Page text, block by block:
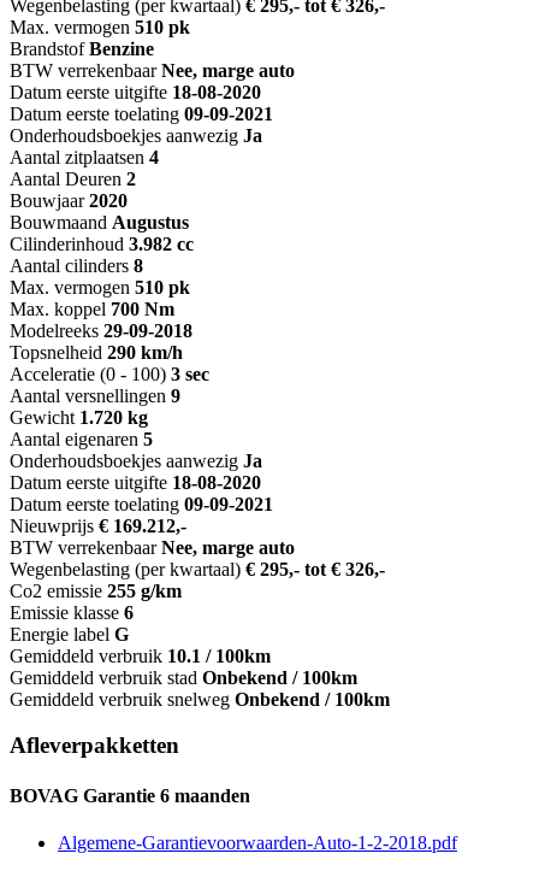
Wegenbelasting (per kwartaal) € 295,- tot € 326,-
Max. vermogen 510 pk
Brandstof Benzine
BTW verrekenbaar Nee, marge auto
Datum eerste uitgifte 18-08-2020
Datum eerste toelating 09-09-2021
Onderhoudsboekjes aanwezig Ja
Aantal zitplaatsen 4
Aantal Deuren 2
Bouwjaar 2020
Bouwmaand Augustus
Cilinderinhoud 3.982 cc
Aantal cilinders 8
Max. vermogen 510 pk
Max. koppel 700 Nm
Modelreeks 29-09-2018
Topsnelheid 290 km/h
Acceleratie (0 - 100) 3 sec
Aantal versnellingen 9
Gewicht 1.720 kg
Aantal eigenaren 5
Onderhoudsboekjes aanwezig Ja
Datum eerste uitgifte 18-08-2020
Datum eerste toelating 09-09-2021
Nieuwprijs € 169.212,-
BTW verrekenbaar Nee, marge auto
Wegenbelasting (per kwartaal) € 295,- tot € 326,-
Co2 emissie 255 g/km
Emissie klasse 6
Energie label G
Gemiddeld verbruik 10.1 / 100km
Gemiddeld verbruik stad Onbekend / 100km
Gemiddeld verbruik snelweg Onbekend / 100km
Afleverpakketten
BOVAG Garantie 6 maanden
Algemene-Garantievoorwaarden-Auto-1-2-2018.pdf